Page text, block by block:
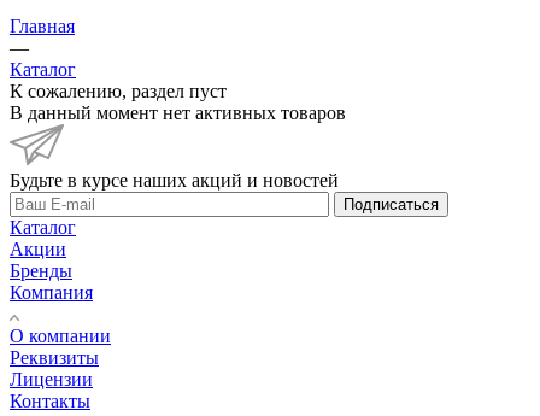
Главная
—
Каталог
К сожалению, раздел пуст
В данный момент нет активных товаров
Будьте в курсе наших акций и новостей
Подписаться
Каталог
Акции
Бренды
Компания
О компании
Реквизиты
Лицензии
Контакты